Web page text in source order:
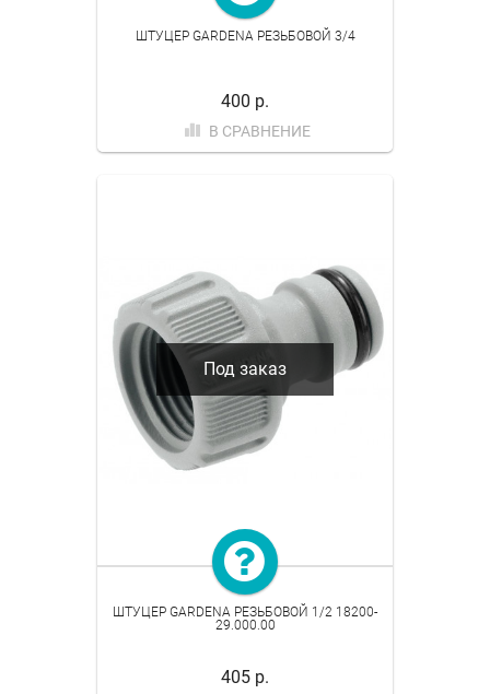
ШТУЦЕР GARDENA РЕЗЬБОВОЙ 3/4
400 р.
В СРАВНЕНИЕ
Под заказ
ШТУЦЕР GARDENA РЕЗЬБОВОЙ 1/2 18200-
29.000.00
405 р.